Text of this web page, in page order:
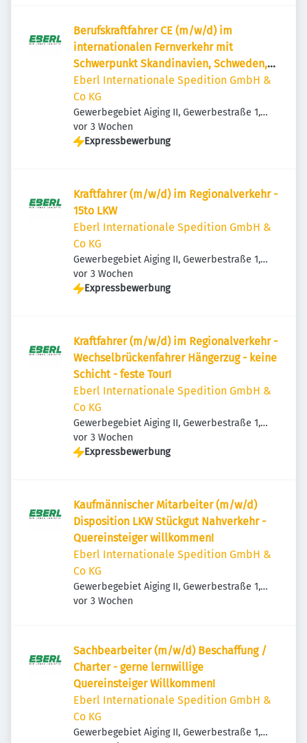
Berufskraftfahrer CE (m/w/d) im
internationalen Fernverkehr mit
Schwerpunkt Skandinavien, Schweden,
Norwegen, Finnland
Eberl Internationale Spedition GmbH &
Co KG
Gewerbegebiet Aiging II, Gewerbestraße 1,
83365 Nußdorf, Deutschland
Veröffentlicht
vor 3 Wochen
Expressbewerbung
Kraftfahrer (m/w/d) im Regionalverkehr -
15to LKW
Eberl Internationale Spedition GmbH &
Co KG
Gewerbegebiet Aiging II, Gewerbestraße 1,
83365 Nußdorf, Deutschland
Veröffentlicht
vor 3 Wochen
Expressbewerbung
Kraftfahrer (m/w/d) im Regionalverkehr -
Wechselbrückenfahrer Hängerzug - keine
Schicht - feste Tour!
Eberl Internationale Spedition GmbH &
Co KG
Gewerbegebiet Aiging II, Gewerbestraße 1,
83365 Nußdorf, Deutschland
Veröffentlicht
vor 3 Wochen
Expressbewerbung
Kaufmännischer Mitarbeiter (m/w/d)
Disposition LKW Stückgut Nahverkehr -
Quereinsteiger willkommen!
Eberl Internationale Spedition GmbH &
Co KG
Gewerbegebiet Aiging II, Gewerbestraße 1,
83365 Nußdorf, Deutschland
Veröffentlicht
vor 3 Wochen
Sachbearbeiter (m/w/d) Beschaffung /
Charter - gerne lernwillige
Quereinsteiger Willkommen!
Eberl Internationale Spedition GmbH &
Co KG
Gewerbegebiet Aiging II, Gewerbestraße 1,